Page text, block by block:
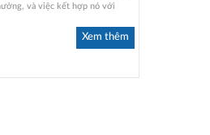
và việc kết hợp nó với
Xem thêm